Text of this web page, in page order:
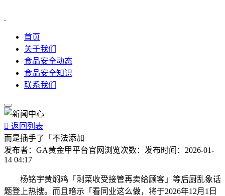
首页
关于我们
食品安全动态
食品安全知识
联系我们
 返回列表
而是插手了「不法添加
发布者： GA黄金甲平台官网 浏览次数： 发布时间： 2026-01-
14 04:17
杨铭宇黄焖鸡「剩菜收受接管再卖给顾客」等后厨乱象话
题登上热搜。而且暗示「看同业这么做，将于2026年12月1日